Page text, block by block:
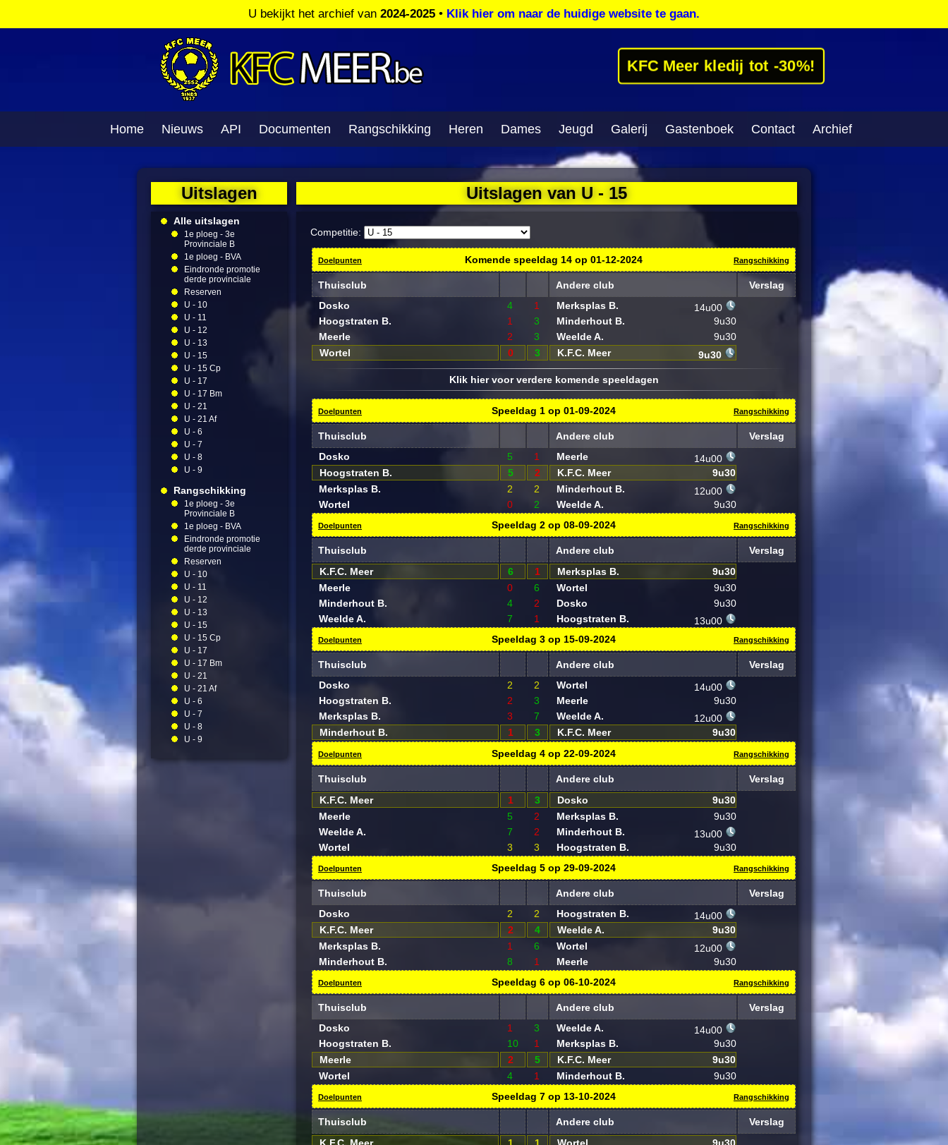
U bekijkt het archief van 2024-2025 • Klik hier om naar de huidige website te gaan.
KFC Meer kledij tot -30%!
Home Nieuws API Documenten Rangschikking Heren Dames Jeugd Galerij Gastenboek Contact Archief
Uitslagen
Alle uitslagen
1e ploeg - 3e
Provinciale B
1e ploeg - BVA
Eindronde promotie
derde provinciale
Reserven
U - 10
U - 11
U - 12
U - 13
U - 15
U - 15 Cp
U - 17
U - 17 Bm
U - 21
U - 21 Af
U - 6
U - 7
U - 8
U - 9
Rangschikking
1e ploeg - 3e
Provinciale B
1e ploeg - BVA
Eindronde promotie
derde provinciale
Reserven
U - 10
U - 11
U - 12
U - 13
U - 15
U - 15 Cp
U - 17
U - 17 Bm
U - 21
U - 21 Af
U - 6
U - 7
U - 8
U - 9
Uitslagen van U - 15
Competitie:
Doelpunten Komende speeldag 14 op 01-12-2024 Rangschikking
Thuisclub Andere club
Verslag
Dosko
4 1 Merksplas B.
14u00
Hoogstraten B.
1 3 Minderhout B.
9u30
Meerle
2 3 Weelde A.
9u30
Wortel
0 3 K.F.C. Meer 9u30
Klik hier voor verdere komende speeldagen
Doelpunten Speeldag 1 op 01-09-2024 Rangschikking
Thuisclub Andere club
Verslag
Dosko
5 1 Meerle
14u00
Hoogstraten B.
5 2 K.F.C. Meer
9u30
Merksplas B.
2 2 Minderhout B.
12u00
Wortel
0 2 Weelde A. 9u30
Doelpunten Speeldag 2 op 08-09-2024 Rangschikking
Thuisclub Andere club
Verslag
K.F.C. Meer
6 1 Merksplas B.
9u30
Meerle
0 6 Wortel
9u30
Minderhout B.
4 2 Dosko
9u30
Weelde A.
7 1 Hoogstraten B. 13u00
Doelpunten Speeldag 3 op 15-09-2024 Rangschikking
Thuisclub Andere club
Verslag
Dosko
2 2 Wortel
14u00
Hoogstraten B.
2 3 Meerle
9u30
Merksplas B.
3 7 Weelde A.
12u00
Minderhout B.
1 3 K.F.C. Meer 9u30
Doelpunten Speeldag 4 op 22-09-2024 Rangschikking
Thuisclub Andere club
Verslag
K.F.C. Meer
1 3 Dosko
9u30
Meerle
5 2 Merksplas B.
9u30
Weelde A.
7 2 Minderhout B.
13u00
Wortel
3 3 Hoogstraten B. 9u30
Doelpunten Speeldag 5 op 29-09-2024 Rangschikking
Thuisclub Andere club
Verslag
Dosko
2 2 Hoogstraten B.
14u00
K.F.C. Meer
2 4 Weelde A.
9u30
Merksplas B.
1 6 Wortel
12u00
Minderhout B.
8 1 Meerle 9u30
Doelpunten Speeldag 6 op 06-10-2024 Rangschikking
Thuisclub Andere club
Verslag
Dosko
1 3 Weelde A.
14u00
Hoogstraten B.
10 1 Merksplas B.
9u30
Meerle
2 5 K.F.C. Meer
9u30
Wortel
4 1 Minderhout B. 9u30
Doelpunten Speeldag 7 op 13-10-2024 Rangschikking
Thuisclub Andere club
Verslag